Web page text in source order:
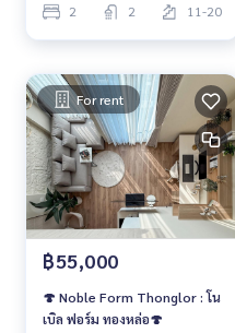
2 2 11-20
For rent
฿55,000
🍄 Noble Form Thonglor : โน
เบิล ฟอร์ม ทองหล่อ🍄